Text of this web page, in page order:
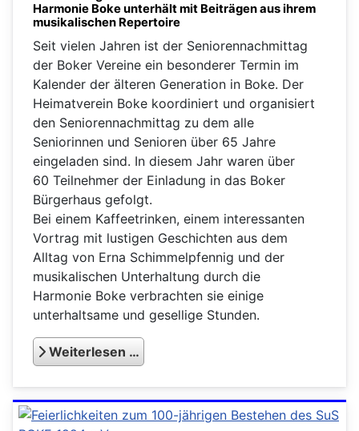
Harmonie Boke unterhält mit Beiträgen aus ihrem
musikalischen Repertoire
Seit vielen Jahren ist der Seniorennachmittag
der Boker Vereine ein besonderer Termin im
Kalender der älteren Generation in Boke. Der
Heimatverein Boke koordiniert und organisiert
den Seniorennachmittag zu dem alle
Seniorinnen und Senioren über 65 Jahre
eingeladen sind. In diesem Jahr waren über
60 Teilnehmer der Einladung in das Boker
Bürgerhaus gefolgt.
Bei einem Kaffeetrinken, einem interessanten
Vortrag mit lustigen Geschichten aus dem
Alltag von Erna Schimmelpfennig und der
musikalischen Unterhaltung durch die
Harmonie Boke verbrachten sie einige
unterhaltsame und gesellige Stunden.
Weiterlesen …